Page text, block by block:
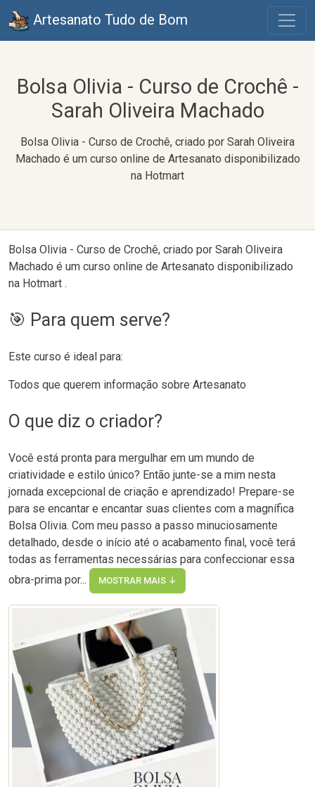
Artesanato Tudo de Bom
Bolsa Olivia - Curso de Crochê -
Sarah Oliveira Machado
Bolsa Olivia - Curso de Crochê, criado por Sarah Oliveira
Machado é um curso online de Artesanato disponibilizado
na Hotmart
Bolsa Olivia - Curso de Crochê, criado por Sarah Oliveira
Machado é um curso online de Artesanato disponibilizado
na Hotmart .
🎯 Para quem serve?
Este curso é ideal para:
Todos que querem informação sobre Artesanato
O que diz o criador?
Você está pronta para mergulhar em um mundo de
criatividade e estilo único? Então junte-se a mim nesta
jornada excepcional de criação e aprendizado! Prepare-se
para se encantar e encantar suas clientes com a magnífica
Bolsa Olivia. Com meu passo a passo minuciosamente
detalhado, desde o início até o acabamento final, você terá
todas as ferramentas necessárias para confeccionar essa
obra-prima por...
MOSTRAR MAIS ↓